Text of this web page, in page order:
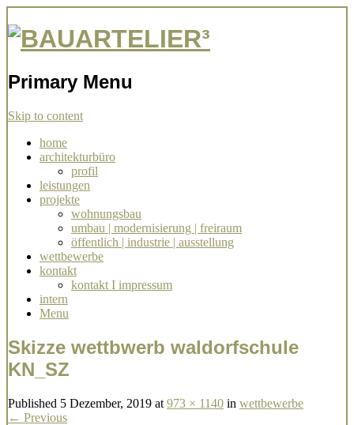
BAUARTELIER³
Architekturbüro Stuttgart Simone
Ziegler
Primary Menu
Skip to content
home
architekturbüro
profil
leistungen
projekte
wohnungsbau
umbau | modernisierung | freiraum
öffentlich | industrie | ausstellung
wettbewerbe
kontakt
kontakt I impressum
intern
Menu
Skizze wettbwerb waldorfschule
KN_SZ
Published 5 Dezember, 2019 at 973 × 1140 in wettbewerbe
← Previous